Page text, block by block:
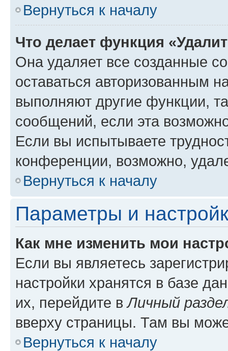
Вернуться к началу
Что делает функция
Она удаляет все созданные
оставаться авторизованным
выполняют другие функции,
сообщений, если эта
Если вы испытываете
конференции, возможно,
Вернуться к началу
Параметры и
Как мне изменить мои
Если вы являетесь
настройки хранятся в базе
их, перейдите вЛичный
вверху страницы. Там вы
Вернуться к началу